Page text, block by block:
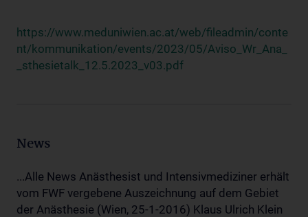
https://www.meduniwien.ac.at/web/fileadmin/conte
nt/kommunikation/events/2023/05/Aviso_Wr_Ana_
_sthesietalk_12.5.2023_v03.pdf
News
...Alle News Anästhesist und Intensivmediziner erhält
vom FWF vergebene Auszeichnung auf dem Gebiet
der Anästhesie (Wien, 25-1-2016) Klaus Ulrich Klein